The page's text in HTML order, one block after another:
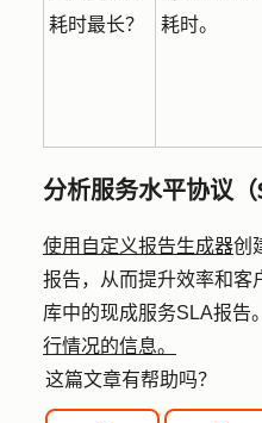
耗时最长？
耗时。
分析服务水平协议
使用自定义报告生成器创
报告，从而提升效率和客
库中的现成服务SLA报告
行情况的信息。
这篇文章有帮助吗？